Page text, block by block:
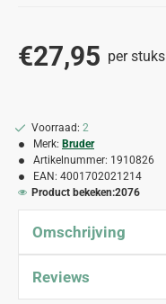
€27,95 per stuks
Voorraad: 2
Merk: Bruder
Artikelnummer: 1910826
EAN: 4001702021214
Product bekeken:2076
Omschrijving
Reviews